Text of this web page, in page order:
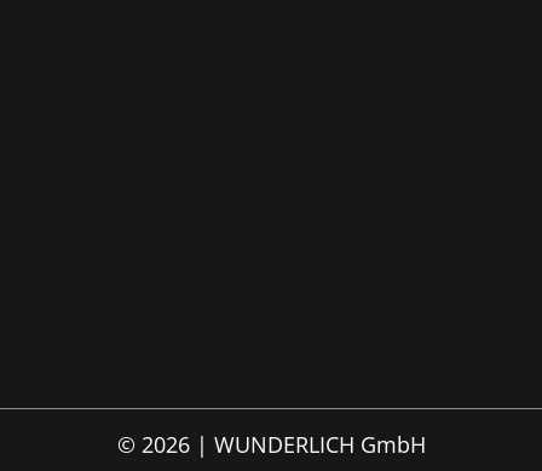
© 2026 | WUNDERLICH GmbH